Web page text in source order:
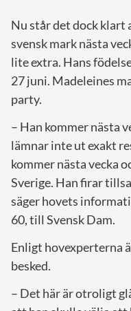
Nu står det dock klart
svensk mark nästa
lite extra. Hans
27 juni. Madeleines
party.
– Han kommer nästa
lämnar inte ut exakt
kommer nästa vecka
Sverige. Han firar
säger hovets
60, till Svensk Dam.
Enligt hovexperterna
besked.
– Det här är otroligt